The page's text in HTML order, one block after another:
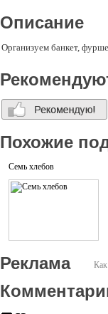
Описание
Организуем банкет,
Похожие
Семь хлебов
Как
Реклама